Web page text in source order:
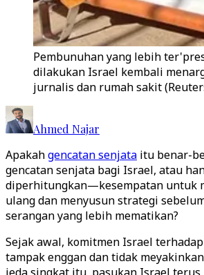
Pembunuhan yang lebih
dilakukan Israel kembali
jurnalis dan rumah sakit
Ahmed Najar
Apakahgencatan senjata itu benar-
gencatan senjata bagi Israel, atau
diperhitungkan—kesempatan untuk
ulang dan menyusun strategi
serangan yang lebih mematikan?
Sejak awal, komitmen Israel
tampak enggan dan tidak